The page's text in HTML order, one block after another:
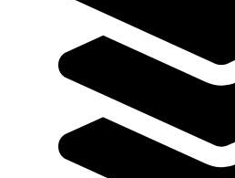
Zum Produkt
Längere Lieferzeit